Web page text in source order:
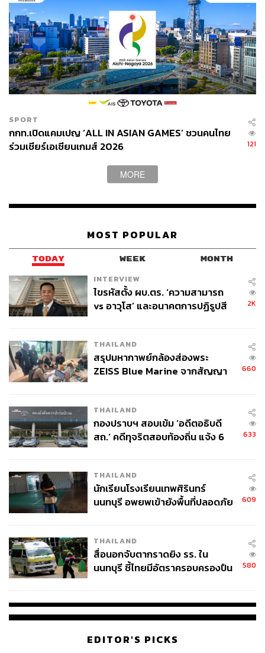
SPORT
กกท.เปิดแคมเปญ ‘ALL IN ASIAN GAMES’ ชวนคนไทย
ร่วมเชียร์เอเชียนเกมส์ 2026
121
MORE
MOST POPULAR
TODAY WEEK MONTH
INTERVIEW
ไขรหัสตั้ง ผบ.ตร. ‘ความสามารถ
vs อาวุโส’ และอนาคตการปฏิรูปสี
2K
THAILAND
สรุปมหากาพย์กล้องส่องพระ
ZEISS Blue Marine จากสัญญา
จ่ายหนี้-แอบระบุแบรนด์
660
THAILAND
กองปราบฯ สอบเข้ม ‘อดีตอธิบดี
สถ.’ คดีทุจริตสอบท้องถิ่น แจ้ง 6
633
THAILAND
นักเรียนโรงเรียนเทพศิรินทร์
นนทบุรี อพยพเข้ายังพื้นที่ปลอดภัย
609
THAILAND
สื่อนอกจับตากราดยิง รร. ใน
นนทบุรี ชี้ไทยมีอัตราครอบครองปืน
580
EDITOR'S PICKS